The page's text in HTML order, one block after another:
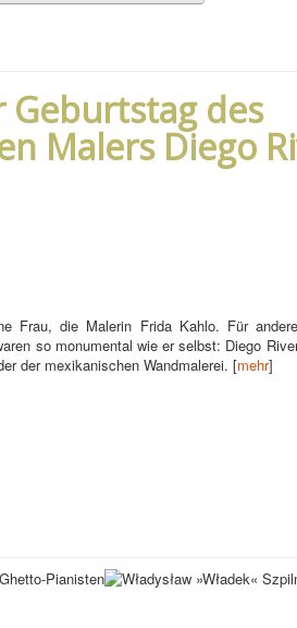
Geburtstag des
Malers Diego
Frau, die Malerin Frida Kahlo. Für
so monumental wie er selbst: Diego
der mexikanischen Wandmalerei. [mehr]
Pianisten